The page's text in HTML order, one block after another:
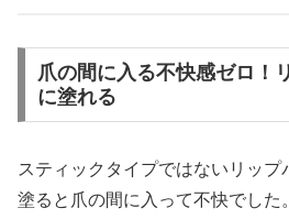
爪の間に入る不快感ゼロ！
に塗れる
スティックタイプではないリッ
塗ると爪の間に入って不快でした